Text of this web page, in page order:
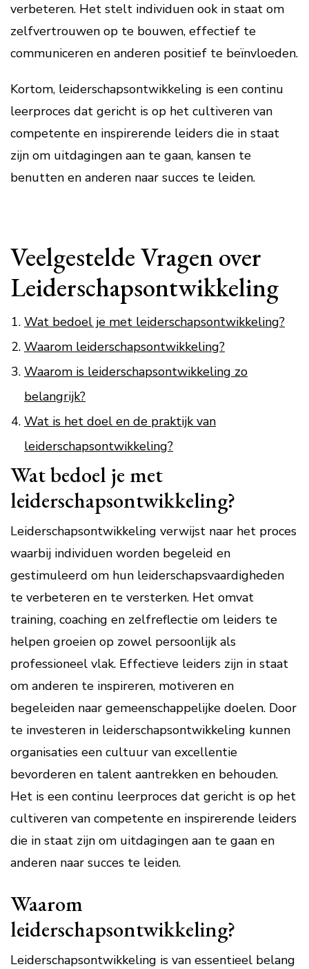
verbeteren. Het stelt individuen ook in staat om
zelfvertrouwen op te bouwen, effectief te
communiceren en anderen positief te beïnvloeden.
Kortom, leiderschapsontwikkeling is een continu
leerproces dat gericht is op het cultiveren van
competente en inspirerende leiders die in staat
zijn om uitdagingen aan te gaan, kansen te
benutten en anderen naar succes te leiden.
Veelgestelde Vragen over
Leiderschapsontwikkeling
Wat bedoel je met leiderschapsontwikkeling?
Waarom leiderschapsontwikkeling?
Waarom is leiderschapsontwikkeling zo
belangrijk?
Wat is het doel en de praktijk van
leiderschapsontwikkeling?
Wat bedoel je met
leiderschapsontwikkeling?
Leiderschapsontwikkeling verwijst naar het proces
waarbij individuen worden begeleid en
gestimuleerd om hun leiderschapsvaardigheden
te verbeteren en te versterken. Het omvat
training, coaching en zelfreflectie om leiders te
helpen groeien op zowel persoonlijk als
professioneel vlak. Effectieve leiders zijn in staat
om anderen te inspireren, motiveren en
begeleiden naar gemeenschappelijke doelen. Door
te investeren in leiderschapsontwikkeling kunnen
organisaties een cultuur van excellentie
bevorderen en talent aantrekken en behouden.
Het is een continu leerproces dat gericht is op het
cultiveren van competente en inspirerende leiders
die in staat zijn om uitdagingen aan te gaan en
anderen naar succes te leiden.
Waarom
leiderschapsontwikkeling?
Leiderschapsontwikkeling is van essentieel belang